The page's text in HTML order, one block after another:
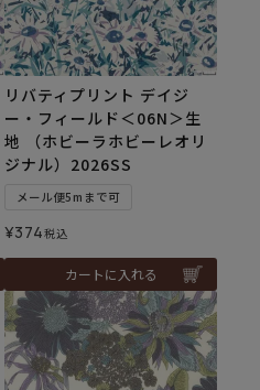
リバティプリント デイジ
ー・フィールド＜06N＞生
地 （ホビーラホビーレオリ
ジナル）2026SS
メール便5mまで可
¥374税込
カートに入れる